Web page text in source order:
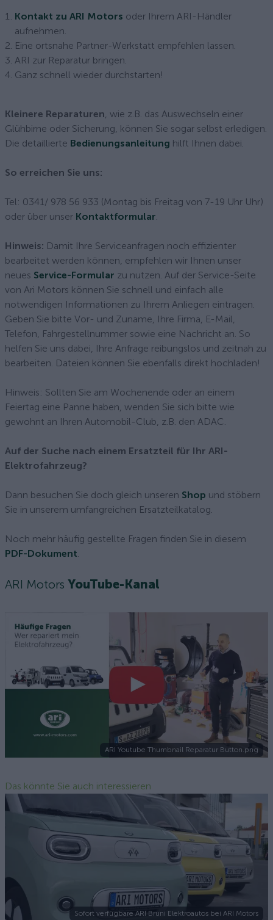
Kontakt zu ARI Motors oder Ihrem ARI-Händler
aufnehmen.
Eine ortsnahe Partner-Werkstatt empfehlen lassen.
ARI zur Reparatur bringen.
Ganz schnell wieder durchstarten!
Kleinere Reparaturen, wie z.B. das Auswechseln einer
Glühbirne oder Sicherung, können Sie sogar selbst erledigen.
Die detaillierte Bedienungsanleitung hilft Ihnen dabei.
So erreichen Sie uns:
Tel: 0341/ 978 56 933 (Montag bis Freitag von 7-19 Uhr Uhr)
oder über unser Kontaktformular.
Hinweis: Damit Ihre Serviceanfragen noch effizienter
bearbeitet werden können, empfehlen wir Ihnen unser
neues Service-Formular zu nutzen. Auf der Service-Seite
von Ari Motors können Sie schnell und einfach alle
notwendigen Informationen zu Ihrem Anliegen eintragen.
Geben Sie bitte Vor- und Zuname, Ihre Firma, E-Mail,
Telefon, Fahrgestellnummer sowie eine Nachricht an. So
helfen Sie uns dabei, Ihre Anfrage reibungslos und zeitnah zu
bearbeiten. Dateien können Sie ebenfalls direkt hochladen!
Hinweis: Sollten Sie am Wochenende oder an einem
Feiertag eine Panne haben, wenden Sie sich bitte wie
gewohnt an Ihren Automobil-Club, z.B. den ADAC.
Auf der Suche nach einem Ersatzteil für Ihr ARI-
Elektrofahrzeug?
Dann besuchen Sie doch gleich unseren Shop und stöbern
Sie in unserem umfangreichen Ersatzteilkatalog.
Noch mehr häufig gestellte Fragen finden Sie in diesem
PDF-Dokument.
ARI Motors YouTube-Kanal
ARI Youtube Thumbnail Reparatur Button.png
Das könnte Sie auch interessieren
Sofort verfügbare ARI Bruni Elektroautos bei ARI Motors